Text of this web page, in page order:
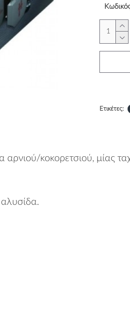
Ετικέτες:
κοκορετσιού, μίας
αλυσίδα.